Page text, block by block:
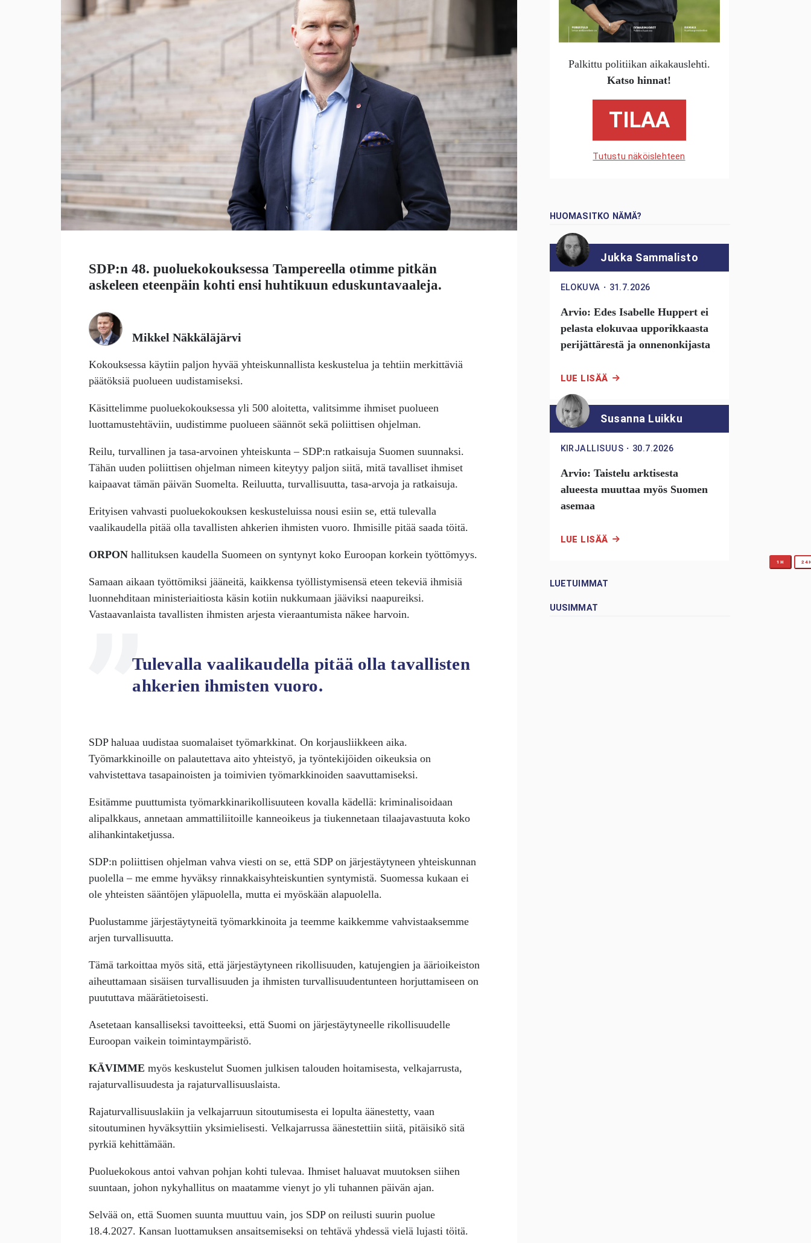
SDP:n 48. puoluekokouksessa Tampereella otimme pitkän
askeleen eteenpäin kohti ensi huhtikuun eduskuntavaaleja.
Mikkel Näkkäläjärvi
Ko­kouksessa käytiin paljon hyvää yhteiskunnallista keskustelua ja tehtiin merkittäviä
päätöksiä puolueen uudistamiseksi.
Käsittelimme puoluekokouksessa yli 500 aloitetta, valitsimme ihmiset puolueen
luottamustehtäviin, uudistimme puolueen säännöt sekä poliittisen ohjelman.
Reilu, turvallinen ja tasa-arvoinen yhteiskunta – SDP:n ratkaisuja Suomen suunnaksi.
Tähän uuden poliittisen ohjelman nimeen kiteytyy paljon siitä, mitä tavalliset ihmiset
kaipaavat tämän päivän Suomelta. Reiluutta, turvallisuutta, tasa-arvoja ja ratkaisuja.
Erityisen vahvasti puoluekokouksen keskusteluissa nousi esiin se, että tulevalla
vaalikaudella pitää olla tavallisten ahkerien ihmisten vuoro. Ihmisille pitää saada töitä.
ORPON hallituksen kaudella Suomeen on syntynyt koko Euroopan korkein työttömyys.
Samaan aikaan työttömiksi jääneitä, kaikkensa työllistymisensä eteen tekeviä ihmisiä
luonnehditaan ministeriaitiosta käsin kotiin nukkumaan jäävik­­si naapureiksi.
Vastaavanlaista tavallisten ihmisten arjesta vieraantumista näkee harvoin.
Tulevalla vaalikaudella pitää olla tavallisten
ahkerien ihmisten vuoro.
SDP haluaa uudistaa suomalaiset työmarkkinat. On korjausliikkeen aika.
Työmarkkinoille on palautettava aito yhteistyö, ja työntekijöiden oikeuksia on
vahvistettava tasapainoisten ja toimivien työmarkkinoiden saavuttamiseksi.
Esitämme puuttumista työmarkkinarikollisuuteen kovalla kädellä: kriminalisoidaan
alipalkkaus, annetaan ammattiliitoille kanneoikeus ja tiukennetaan tilaajavastuuta koko
alihankintaketjussa.
SDP:n poliittisen ohjelman vahva viesti on se, että SDP on järjestäytyneen yhteiskunnan
puolella – me emme hyväksy rinnakkaisyhteiskuntien syntymistä. Suomessa kukaan ei
ole yhteisten sääntöjen yläpuolella, mutta ei myöskään alapuolella.
Puolustamme järjestäytyneitä työmarkkinoita ja teemme kaikkemme vahvistaaksemme
arjen turvallisuutta.
Tämä tarkoittaa myös sitä, että järjestäytyneen rikollisuuden, katujengien ja äärioikeiston
aiheuttamaan sisäisen turvallisuuden ja ihmisten turvallisuudentunteen horjuttamiseen on
puututtava määrätietoisesti.
Asetetaan kansalliseksi tavoitteeksi, että Suomi on järjestäytyneelle rikollisuudelle
Euroopan vaikein toimintaympäristö.
KÄVIMME myös keskustelut Suomen julkisen talouden hoitamisesta, velkajarrusta,
rajaturvallisuudesta ja rajaturvallisuuslaista.
Rajaturvallisuuslakiin ja velkajarruun sitoutumisesta ei lopulta äänestetty, vaan
sitoutuminen hyväksyttiin yksimielisesti. Velkajarrussa äänestettiin siitä, pitäisikö sitä
pyrkiä kehittämään.
Puoluekokous antoi vahvan pohjan kohti tulevaa. Ihmiset haluavat muutoksen siihen
suuntaan, johon nykyhallitus on maatamme vienyt jo yli tuhannen päivän ajan.
Selvää on, että Suomen suunta muuttuu vain, jos SDP on reilusti suurin puolue
18.4.2027. Kansan luottamuksen ansaitsemiseksi on tehtävä yhdessä vielä lujasti töitä.
Palkittu politiikan aikakauslehti.
Katso hinnat!
TILAA
Tutustu näköislehteen
HUOMASITKO NÄMÄ?
Jukka Sammalisto
ELOKUVA ・ 31.7.2026
Arvio: Edes Isabelle Huppert ei
pelasta elokuvaa upporikkaasta
perijättärestä ja onnenonkijasta
LUE LISÄÄ
Susanna Luikku
KIRJALLISUUS ・ 30.7.2026
Arvio: Taistelu arktisesta
alueesta muuttaa myös Suomen
asemaa
LUE LISÄÄ
LUETUIMMAT
1H
UUSIMMAT